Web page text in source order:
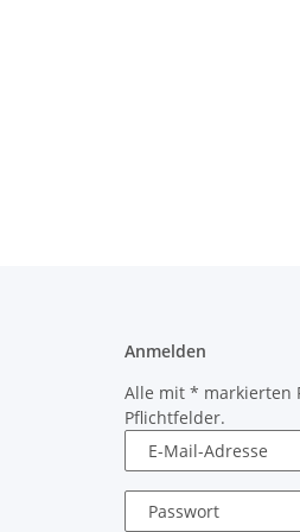
Anmelden
Alle mit * markierten
Pflichtfelder.
E-Mail-Adresse
Passwort